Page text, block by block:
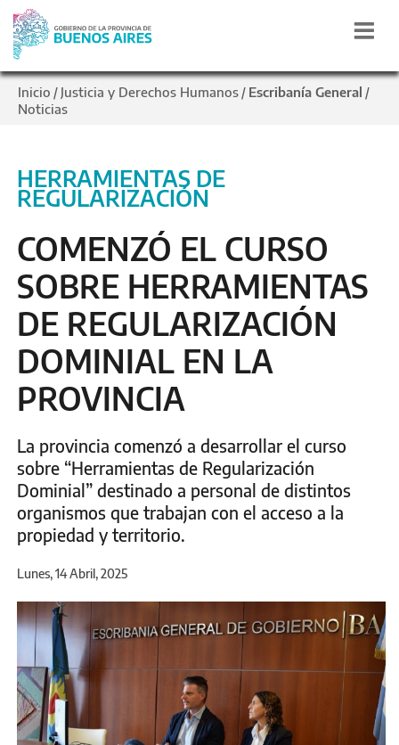
Inicio / Justicia y Derechos Humanos / Escribanía General /
Noticias
HERRAMIENTAS DE
REGULARIZACIÓN
COMENZÓ EL CURSO
SOBRE HERRAMIENTAS
DE REGULARIZACIÓN
DOMINIAL EN LA
PROVINCIA
La provincia comenzó a desarrollar el curso
sobre “Herramientas de Regularización
Dominial” destinado a personal de distintos
organismos que trabajan con el acceso a la
propiedad y territorio.
Lunes, 14 Abril, 2025